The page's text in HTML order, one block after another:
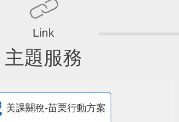
主題服務
美課關稅-苗栗行動方案